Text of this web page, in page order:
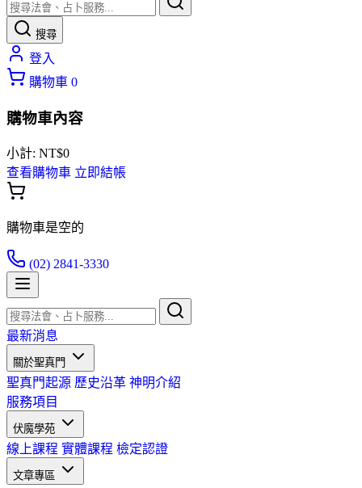
搜尋
登入
購物車 0
購物車內容
小計: NT$0
查看購物車 立即結帳
購物車是空的
(02) 2841-3330
最新消息
關於聖真門
聖真門起源 歷史沿革 神明介紹
服務項目
伏魔學苑
線上課程 實體課程 檢定認證
文章專區